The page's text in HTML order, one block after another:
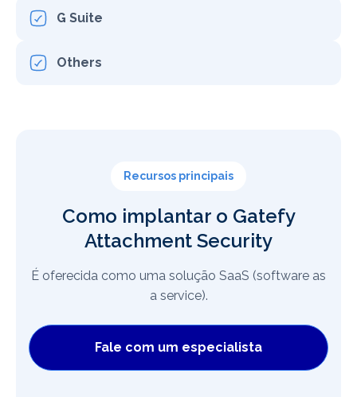
G Suite
Others
Recursos principais
Como implantar o Gatefy
Attachment Security
É oferecida como uma solução SaaS (software as
a service).
Fale com um especialista